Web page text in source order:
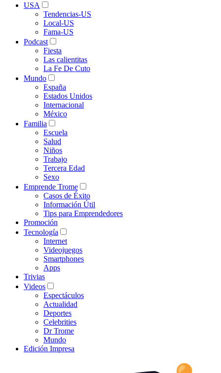
USA
Tendencias-US
Local-US
Fama-US
Podcast
Fiesta
Las calientitas
La Fe De Cuto
Mundo
España
Estados Unidos
Internacional
México
Familia
Escuela
Salud
Niños
Trabajo
Tercera Edad
Sexo
Emprende Trome
Casos de Éxito
Información Útil
Tips para Emprendedores
Promoción
Tecnología
Internet
Videojuegos
Smartphones
Apps
Trivias
Videos
Espectáculos
Actualidad
Deportes
Celebrities
Dr Trome
Mundo
Edición Impresa